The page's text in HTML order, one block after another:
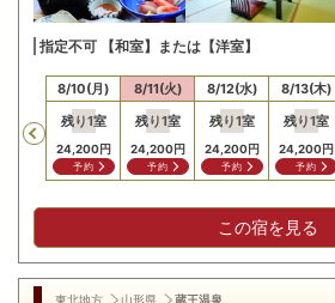
指定不可 【和室】または【洋室】
Previous
8/10(月)
残り1室
24,200円
予約
8/11(火)
残り1室
24,200円
予約
8/12(水)
残り1室
24,200円
予約
8/13(木)
残り1室
24,200円
予約
この宿を見る
東北地方 山形県 蔵王温泉